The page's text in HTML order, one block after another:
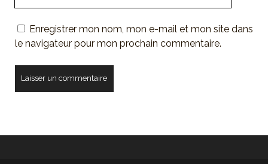
site Enregistrer mon nom, mon e-mail et mon site dans
le navigateur pour mon prochain commentaire.